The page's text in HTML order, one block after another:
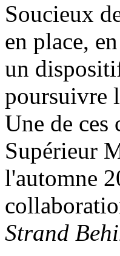
Soucieux
en place,
un
poursuivre
Une de
Supérieur
l'automne
Strand